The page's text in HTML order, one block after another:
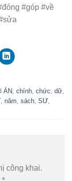
#góp #về
ÁN chính chức dữ
, năm sách SƯ
công khai.